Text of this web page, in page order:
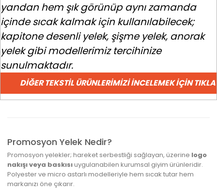
yandan hem şık görünüp aynı zamanda
içinde sıcak kalmak için kullanılabilecek;
kapitone desenli yelek, şişme yelek, anorak
yelek gibi modellerimiz tercihinize
sunulmaktadır.
DIĞER TEKSTIL ÜRÜNLERIMIZI İNCELEMEK İÇIN
Promosyon Yelek Nedir?
Promosyon yelekler; hareket serbestliği sağlayan, üzerine logo
nakışı veya baskısıuygulanabilen kurumsal giyim ürünleridir.
Polyester ve micro astarlı modelleriyle hem sıcak tutar hem
markanızı öne çıkarır.